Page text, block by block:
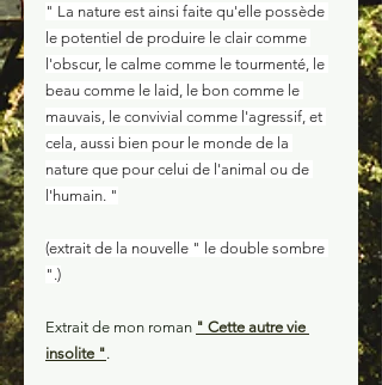
" La nature est ainsi faite qu'elle possède
le potentiel de produire le clair comme
l'obscur, le calme comme le tourmenté, le
beau comme le laid, le bon comme le
mauvais, le convivial comme l'agressif, et
cela, aussi bien pour le monde de la
nature que pour celui de l'animal ou de
l'humain. "
(extrait de la nouvelle " le double sombre
".)
Extrait de mon roman " Cette autre vie
insolite ".